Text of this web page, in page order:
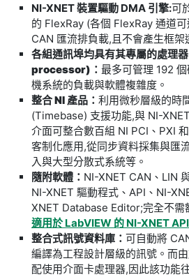
NI-XNET 裝置驅動 DMA 引擎:可
的 FlexRay (各個 FlexRay 通道
CAN 匯流排負載,且不會產生框架
各組通訊埠均具有其專屬的處理器
processor) ： 最多可管理 192
機系統的負載與軟體複雜度。
整合NI 產品： 利用微秒層級的時
(Timebase) 支援功能,與 NI-
介面可整合數百組 NI PCI、PXI
客制化應用,從同步資料採集與匯
入與大型分散式系統等。
隨附軟體： NI-XNET CAN、LIN
NI-XNET 驅動程式、API、NI-
XNET Database Editor;完全不需
適用於 LabVIEW 的 NI-XNET
整合式訊號資料庫 ： 可自動將
編譯為工程設計層級的訊號。而
配使用介面卡處理器,因此該功能